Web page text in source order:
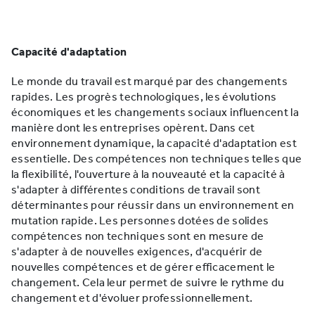
Capacité d'adaptation
Le monde du travail est marqué par des changements
rapides. Les progrès technologiques, les évolutions
économiques et les changements sociaux influencent la
manière dont les entreprises opèrent. Dans cet
environnement dynamique, la capacité d'adaptation est
essentielle. Des compétences non techniques telles que
la flexibilité, l'ouverture à la nouveauté et la capacité à
s'adapter à différentes conditions de travail sont
déterminantes pour réussir dans un environnement en
mutation rapide. Les personnes dotées de solides
compétences non techniques sont en mesure de
s'adapter à de nouvelles exigences, d'acquérir de
nouvelles compétences et de gérer efficacement le
changement. Cela leur permet de suivre le rythme du
changement et d'évoluer professionnellement.